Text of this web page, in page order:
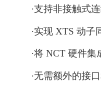
·支持非接触式连
·实现 XTS 动子
·将 NCT 硬件集
·无需额外的接口